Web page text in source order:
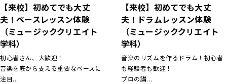
【来校】初めてでも大丈
夫！ベースレッスン体験
（ミュージッククリエイト
学科）
初心者さん、大歓迎！
音楽を底から支える重要なベースに
注目...
【来校】初めてでも大丈
夫！ドラムレッスン体験
（ミュージッククリエイト
学科）
音楽のリズムを作るドラム！初心者
も経験者も歓迎！
プロの講...